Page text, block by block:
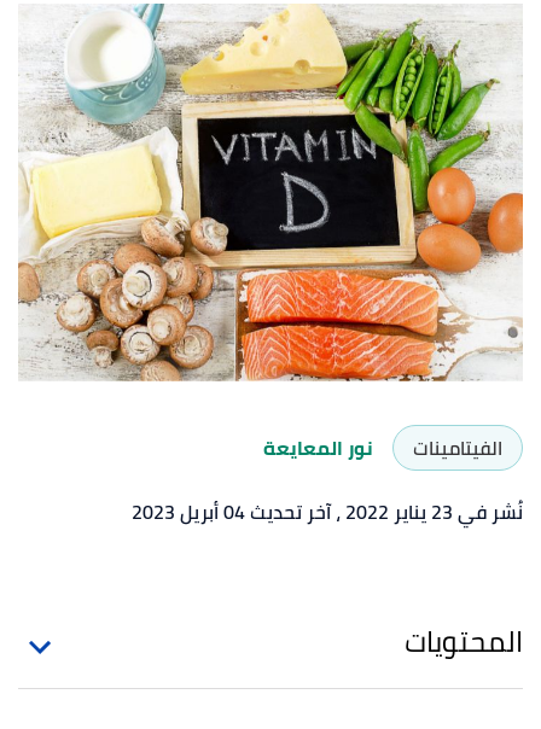
الفيتامينات
نور المعايعة
نُشر في 23 يناير 2022
، آخر تحديث 04 أبريل 2023
المحتويات